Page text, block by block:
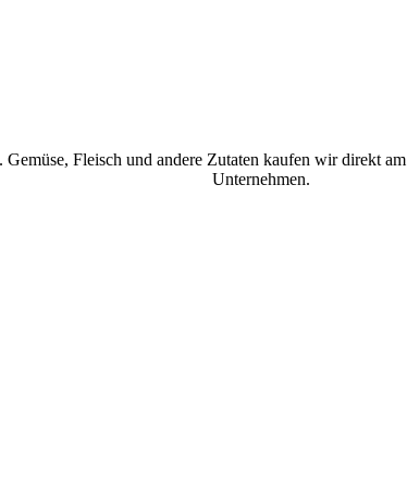
Fleisch und andere Zutaten kaufen wir direkt
Unternehmen.